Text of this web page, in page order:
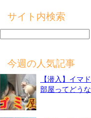
サイト内検索
今週の人気記事
【潜入】イマ
部屋ってどう